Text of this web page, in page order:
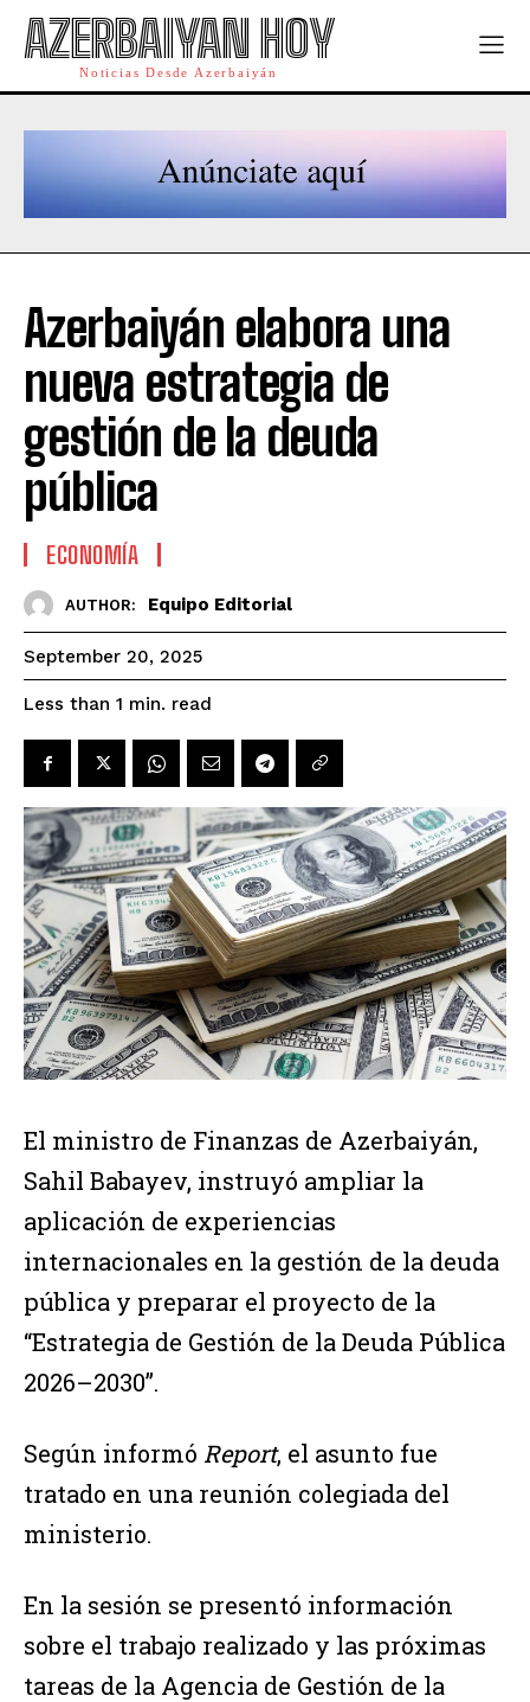
AZERBAIYAN HOY
Noticias Desde Azerbaiyán
Azerbaiyán elabora una
nueva estrategia de
gestión de la deuda
pública
ECONOMÍA
AUTHOR: Equipo Editorial
September 20, 2025
Less than 1 min. read
El ministro de Finanzas de Azerbaiyán,
Sahil Babayev, instruyó ampliar la
aplicación de experiencias
internacionales en la gestión de la deuda
pública y preparar el proyecto de la
“Estrategia de Gestión de la Deuda Pública
2026–2030”.
Según informó Report, el asunto fue
tratado en una reunión colegiada del
ministerio.
En la sesión se presentó información
sobre el trabajo realizado y las próximas
tareas de la Agencia de Gestión de la